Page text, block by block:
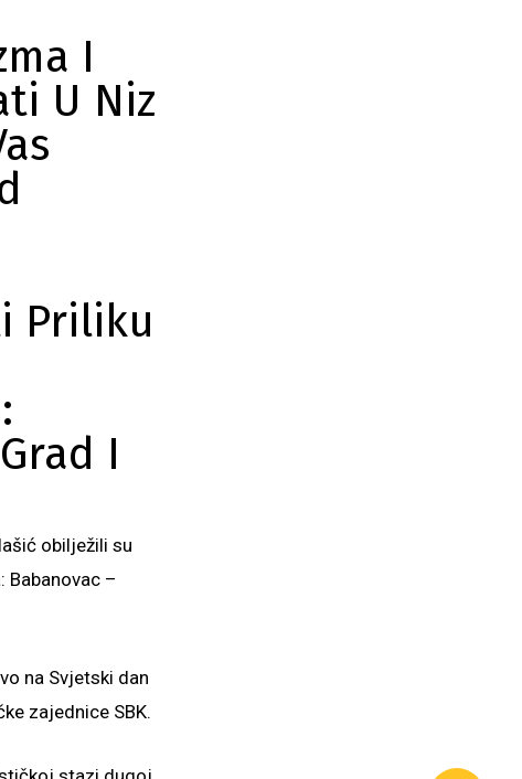
I
U Niz
Priliku
I
obilježili su
Babanovac –
na Svjetski dan
zajednice SBK.